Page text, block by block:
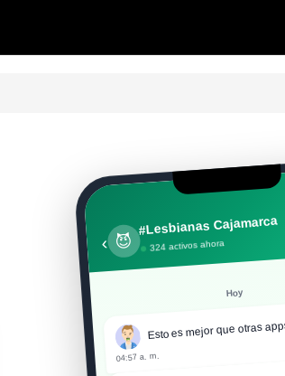
‹ 😈
#Lesbianas Cajamarca
324 activos ahora
Hoy
Esto es mejor que otras
04:57 a. m.